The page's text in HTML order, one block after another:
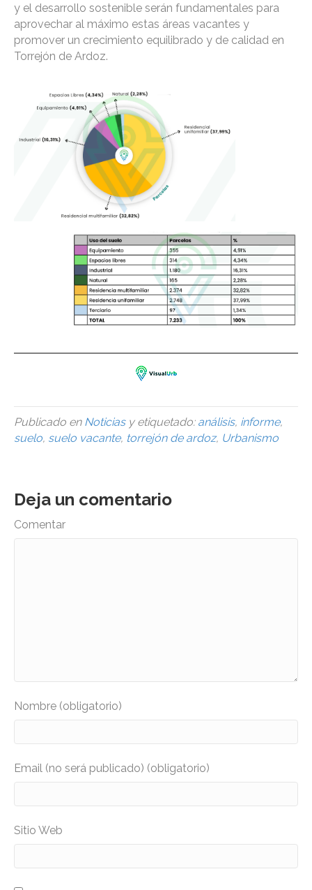
y el desarrollo sostenible serán fundamentales para
aprovechar al máximo estas áreas vacantes y
promover un crecimiento equilibrado y de calidad en
Torrejón de Ardoz.
Publicado en Noticiasy etiquetado: análisis, informe,
suelo, suelo vacante, torrejón de ardoz, Urbanismo
Deja un comentario
Comentar
Nombre (obligatorio)
Email (no será publicado) (obligatorio)
Sitio Web